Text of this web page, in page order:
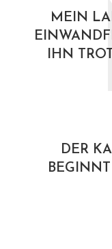
MEIN
IHN
DER